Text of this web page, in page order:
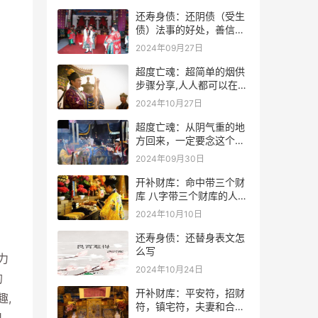
,
还寿身债：还阴债（受生
债）法事的好处，善信必
看！
2024年09月27日
超度亡魂：超简单的烟供
步骤分享,人人都可以在家
做烟供
2024年10月27日
超度亡魂：从阴气重的地
方回来，一定要念这个
咒！
2024年09月30日
开补财库：命中带三个财
库 八字带三个财库的人是
不是很有钱？
2024年10月10日
还寿身债：还替身表文怎
么写
2024年10月24日
开补财库：平安符，招财
符，镇宅符，夫妻和合符.